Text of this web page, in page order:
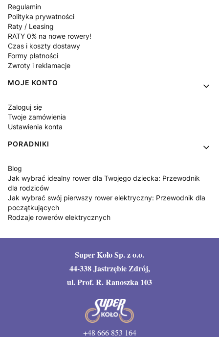
Regulamin
Polityka prywatności
Raty / Leasing
RATY 0% na nowe rowery!
Czas i koszty dostawy
Formy płatności
Zwroty i reklamacje
MOJE KONTO
Zaloguj się
Twoje zamówienia
Ustawienia konta
PORADNIKI
Blog
Jak wybrać idealny rower dla Twojego dziecka: Przewodnik
dla rodziców
Jak wybrać swój pierwszy rower elektryczny: Przewodnik dla
początkujących
Rodzaje rowerów elektrycznych
Super Koło Sp. z o.o.
44-338 Jastrzębie Zdrój,
ul. Prof. R. Ranoszka 103
+48 666 853 164